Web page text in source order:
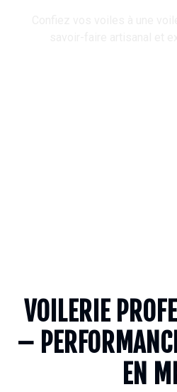
VOILERIE
–
EN